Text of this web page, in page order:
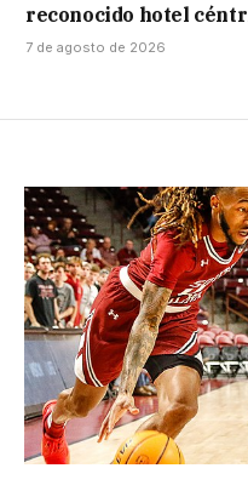
reconocido hotel
7 de agosto de 2026